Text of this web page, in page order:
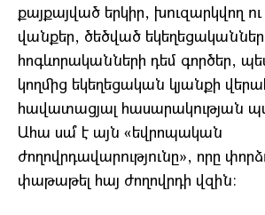
քայքայված երկիր, խուզարկվող
վանքեր, ծեծված
հոգևորականների դեմ գործեր,
կողմից եկեղեցական կյանքի
հավատացյալ հասարակության
Ահա սա՞ է այն «եվրոպական
ժողովրդավարությունը», որը
փաթաթել հայ ժողովրդի վզին։